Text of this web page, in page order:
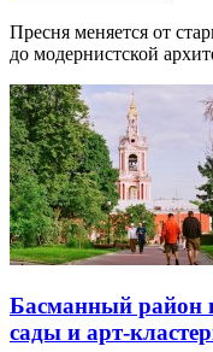
Пресня меняется от
до модернистской
Басманный район
сады и арт-